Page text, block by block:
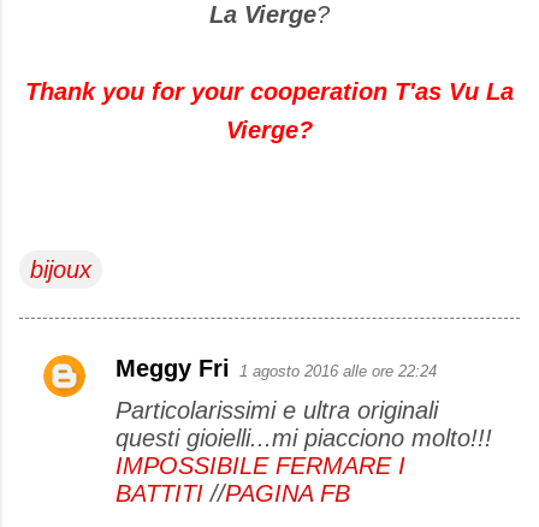
La Vierge?
Thank you for your cooperation T'as Vu La
Vierge?
bijoux
C
Meggy Fri 1 agosto 2016 alle ore 22:24
Particolarissimi e ultra originali
questi gioielli...mi piacciono molto!!!
IMPOSSIBILE FERMARE I
BATTITI//PAGINA FB